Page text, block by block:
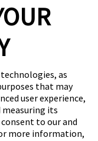
as
that may
user experience,
its
to our and
more information,